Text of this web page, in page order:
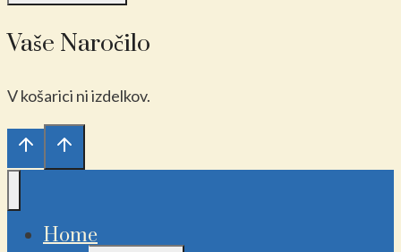
Vaše Naročilo
V košarici ni izdelkov.
Home